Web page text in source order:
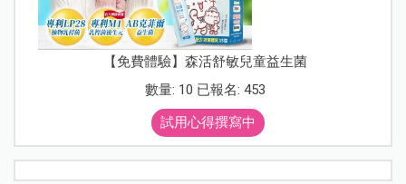
【免費體驗】森活舒敏兒童益生菌
數量: 10 已報名: 453
試用心得撰寫中